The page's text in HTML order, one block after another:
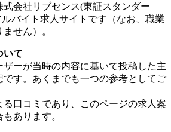
式会社リブセンス(東証スタンダー
ルバイト求人サイトです（なお、職業
せん）。
いて
ーが当時の内容に基いて投稿した主
す。あくまでも一つの参考としてご
口コミであり、このページの求人案
あります。